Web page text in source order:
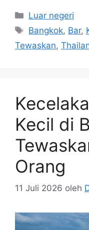
Kategori
Luar negeri
Tag
Bangkok, Bar,
Tewaskan,
Kecil di
Orang
11 Juli 2026 oleh